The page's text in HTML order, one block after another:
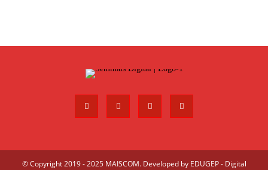
© Copyright 2019 - 2025 MAISCOM. Developed by EDUGEP - Digital